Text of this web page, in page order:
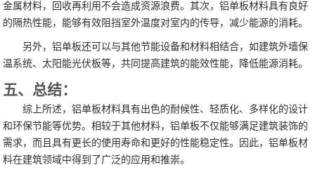
金属材料，回收再利用不会造成资源浪费。其次，铝单板材料具有良好
的隔热性能，能够有效阻挡室外温度对室内的传导，减少能源的消耗。
另外，铝单板还可以与其他节能设备和材料相结合，如建筑外墙保
温系统、太阳能光伏板等，共同提高建筑的能效性能，降低能源消耗。
五、总结：
综上所述，铝单板材料具有出色的耐候性、轻质化、多样化的设计
和环保节能等优势。相较于其他材料，铝单板不仅能够满足建筑装饰的
需求，而且具有更长的使用寿命和更好的性能稳定性。因此，铝单板材
料在建筑领域中得到了广泛的应用和推崇。